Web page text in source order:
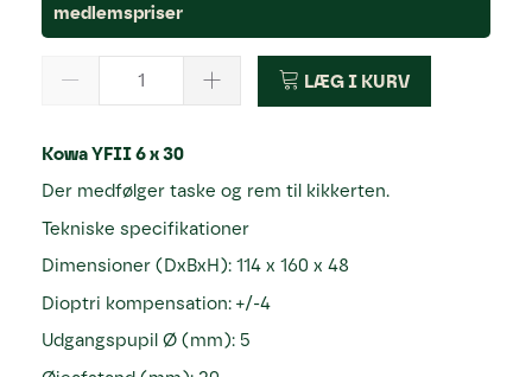
medlemspriser
LÆG I KURV
Kowa YFII 6 x 30
Der medfølger taske og rem til kikkerten.
Tekniske specifikationer
Dimensioner (DxBxH): 114 x 160 x 48
Dioptri kompensation: +/-4
Udgangspupil Ø (mm): 5